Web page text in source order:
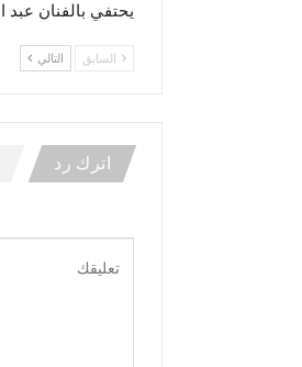
يحتفي بالفنان عبد
السابق التالي
اترك رد